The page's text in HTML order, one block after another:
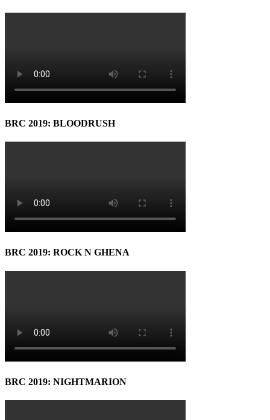
BRC 2019: BLOODRUSH
BRC 2019: ROCK N GHENA
BRC 2019: NIGHTMARION